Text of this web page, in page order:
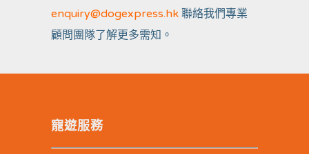
enquiry@dogexpress.hk 聯絡我們專業
顧問團隊了解更多需知。
寵遊服務